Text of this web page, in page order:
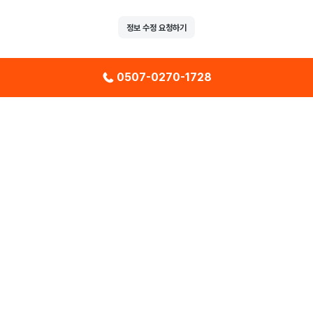
정보 수정 요청하기
0507-0270-1728